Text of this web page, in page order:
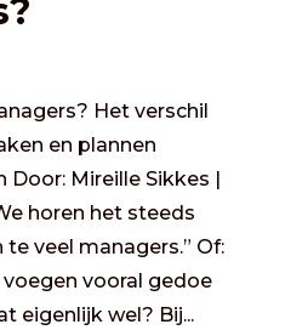
Het verschil
en plannen
Mireille Sikkes |
horen het steeds
te veel managers.” Of:
vooral gedoe
eigenlijk wel? Bij...